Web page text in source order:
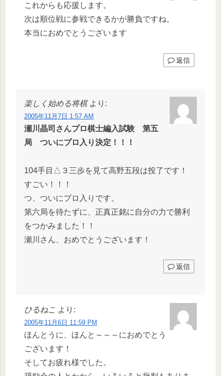
これからも応援します。
次は順位戦に参戦できるかが勝負ですね。
本当におめでとうございます
返信
楽しく始める将棋 より:
2005年11月7日 1:57 AM
瀬川晶司さんプロ棋士編入試験 第五
局 ついにプロ入り決定！！！
104手目△３三歩を見て高野五段は投了です！
すごい！！！
つ、ついにプロ入りです。
第六局を待たずに、正真正銘に自分の力で勝利
をつかみました！！
瀬川さん、おめでとうございます！
返信
ひるねこ より:
2005年11月6日 11:59 PM
ほんとうに、ほんと～～～におめでとう
ございます！
そしてお疲れ様でした。